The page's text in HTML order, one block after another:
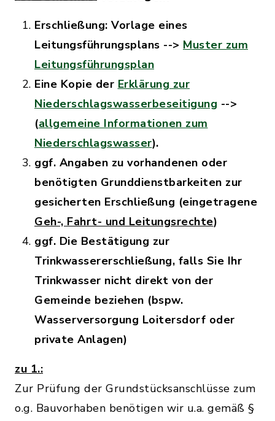
Erschließung: Vorlage eines
Leitungsführungsplans --> Muster zum
Leitungsführungsplan
Eine Kopie der Erklärung zur
Niederschlagswasserbeseitigung -->
(allgemeine Informationen zum
Niederschlagswasser).
ggf. Angaben zu vorhandenen oder
benötigten Grunddienstbarkeiten zur
gesicherten Erschließung (eingetragene
Geh-, Fahrt- und Leitungsrechte)
ggf. Die Bestätigung zur
Trinkwassererschließung, falls Sie Ihr
Trinkwasser nicht direkt von der
Gemeinde beziehen (bspw.
Wasserversorgung Loitersdorf oder
private Anlagen)
zu 1.:
Zur Prüfung der Grundstücksanschlüsse zum
o.g. Bauvorhaben benötigen wir u.a. gemäß §